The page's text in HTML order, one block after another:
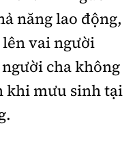
Nga
Tùng,
hành:
năng lao động,
vai người
cha không
khi mưu sinh tại